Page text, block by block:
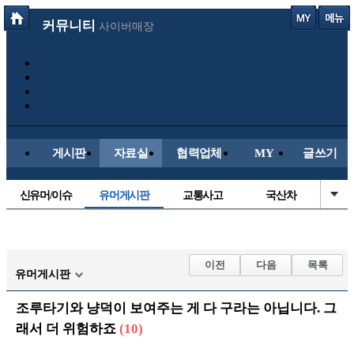
커뮤니티 사이버매장
게시판 자료실 협력업체 MY 글쓰기
신유머/이슈 유머게시판 교통사고 국산차
자유사진 군사/무기
트럭/버스
장착시공사진
유머게시판
이전 다음 목록
조루타기와 냥덕이 보여주는 게 다 구라는 아닙니다. 그
래서 더 위험하죠 (10)